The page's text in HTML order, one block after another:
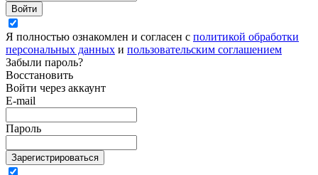
Войти
Я полностью ознакомлен и согласен с политикой обработки
персональных данных и пользовательским соглашением
Забыли пароль?
Восстановить
Войти через аккаунт
E-mail
Пароль
Зарегистрироваться